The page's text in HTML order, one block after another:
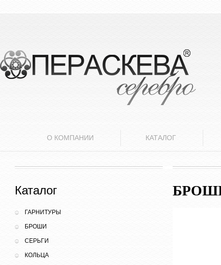
О КОМПАНИИ КАТАЛОГ
Каталог
ГАРНИТУРЫ
БРОШИ
СЕРЬГИ
КОЛЬЦА